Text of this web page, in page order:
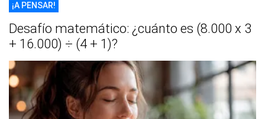
¡A PENSAR!
Desafío matemático: ¿cuánto es (8.000 x 3
+ 16.000) ÷ (4 + 1)?